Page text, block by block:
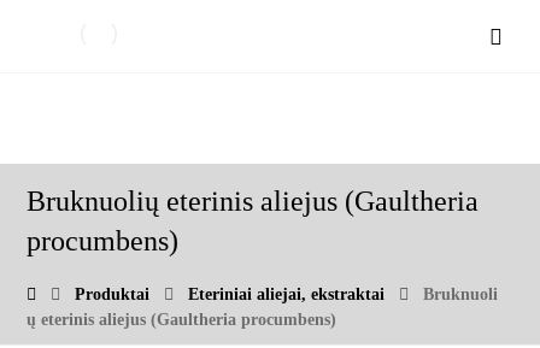
Bruknuolių eterinis aliejus (Gaultheria
procumbens)
Produktai Eteriniai aliejai, ekstraktai
Bruknuoli
ų eterinis aliejus (Gaultheria procumbens)